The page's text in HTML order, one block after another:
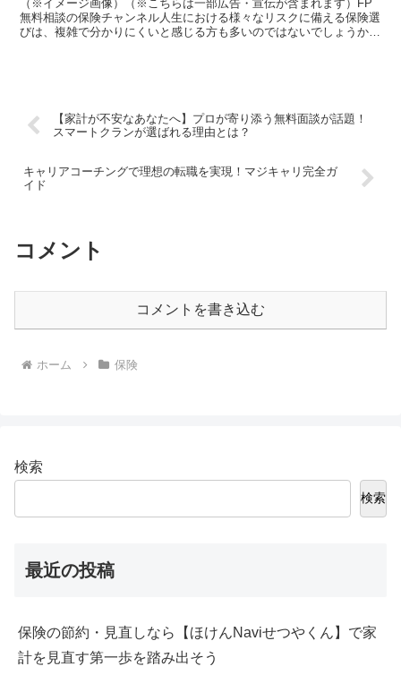
（※イメージ画像）（※こちらは一部広告・宣伝が含まれます）FP
無料相談の保険チャンネル人生における様々なリスクに備える保険選
びは、複雑で分かりにくいと感じる方も多いのではないでしょうか。
【家計が不安なあなたへ】プロが寄り添う無料面談が話題！
スマートクランが選ばれる理由とは？
キャリアコーチングで理想の転職を実現！マジキャリ完全ガ
イド
コメント
コメントを書き込む
ホーム 保険
検索
検索
最近の投稿
保険の節約・見直しなら【ほけんNaviせつやくん】で家
計を見直す第一歩を踏み出そう